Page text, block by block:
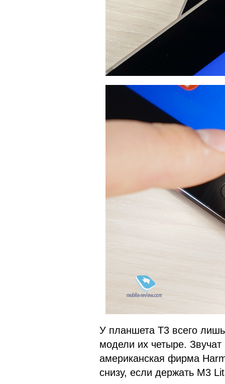
У планшета T3 всего
модели их четыре.
американская фирма
снизу, если держать M3